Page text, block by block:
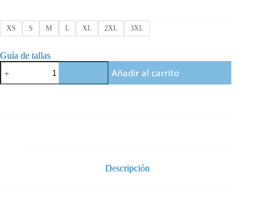
XS S M L XL 2XL 3XL
Guía de tallas
Chaqueta
bomber
Orbayu
Añadir al carrito
Descripción